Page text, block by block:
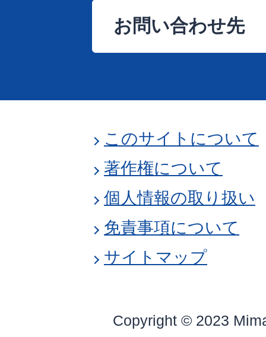
お問い合わせ先
このサイトについて
著作権について
個人情報の取り扱い
免責事項について
サイトマップ
Copyright © 2023